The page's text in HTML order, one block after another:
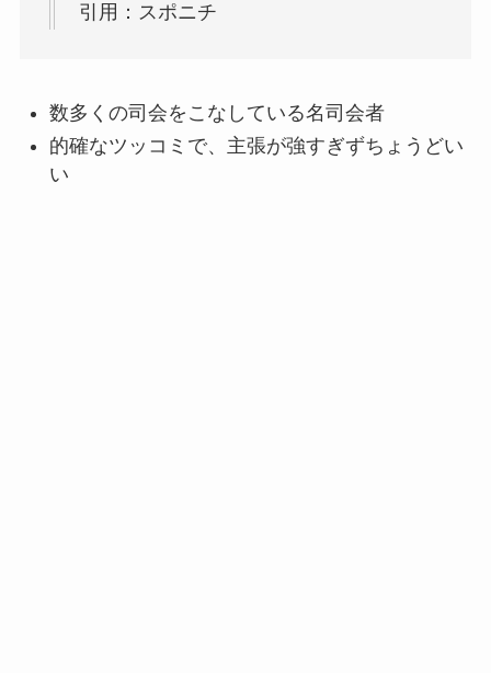
引用：スポニチ
数多くの司会をこなしている名司会者
的確なツッコミで、主張が強すぎずちょうどい
い